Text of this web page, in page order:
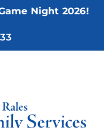
Night 2026!